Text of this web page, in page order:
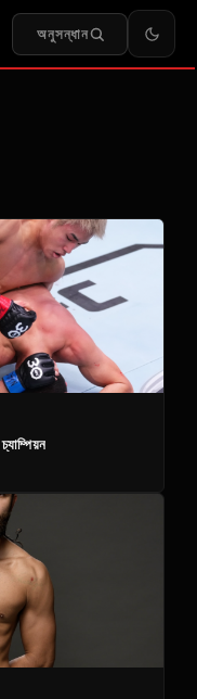
অনুসন্ধান
চ্যাম্পিয়ন